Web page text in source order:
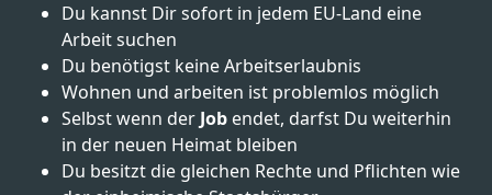
Du kannst Dir sofort in jedem EU-Land eine
Arbeit suchen
Du benötigst keine Arbeitserlaubnis
Wohnen und arbeiten ist problemlos möglich
Selbst wenn der Job endet, darfst Du weiterhin
in der neuen Heimat bleiben
Du besitzt die gleichen Rechte und Pflichten wie